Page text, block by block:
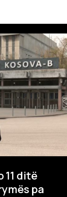
ditë
pa